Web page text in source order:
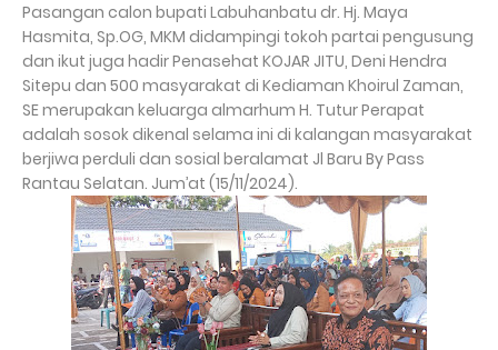
Pasangan calon bupati Labuhanbatu dr. Hj. Maya
Hasmita, Sp.OG, MKM didampingi tokoh partai pengusung
dan ikut juga hadir Penasehat KOJAR JITU, Deni Hendra
Sitepu dan 500 masyarakat di Kediaman Khoirul Zaman,
SE merupakan keluarga almarhum H. Tutur Perapat
adalah sosok dikenal selama ini di kalangan masyarakat
berjiwa perduli dan sosial beralamat Jl Baru By Pass
Rantau Selatan. Jum’at (15/11/2024).